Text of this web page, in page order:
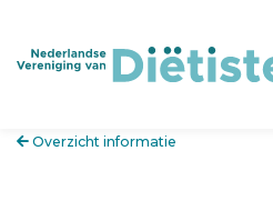
Overzicht informatie